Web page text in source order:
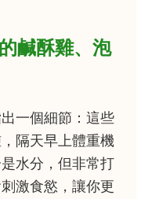
鹹酥雞、泡
一個細節：這些
隔天早上體重機
水分，但非常打
激食慾，讓你更